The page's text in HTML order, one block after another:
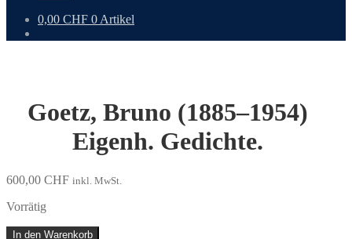
0,00 CHF 0 Artikel
Goetz, Bruno (1885–1954)
Eigenh. Gedichte.
600,00 CHF inkl. MwSt.
Vorrätig
Goetz,
In den Warenkorb